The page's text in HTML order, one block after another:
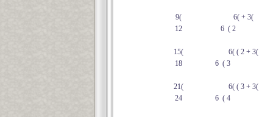
9(
6( + 3(
12
6 ( 2
15(
6( ( 2 + 3(
18
6 ( 3
21(
6( ( 3 + 3(
24
6 ( 4